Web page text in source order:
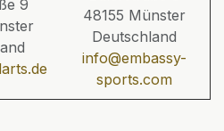
9
48155 Münster
Deutschland
info@embassy-
sports.com